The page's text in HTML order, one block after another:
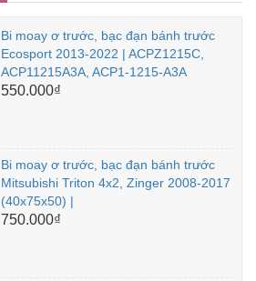
Bi moay ơ trước, bạc đạn bánh trước
Ecosport 2013-2022 | ACPZ1215C,
ACP11215A3A, ACP1-1215-A3A
550.000₫
Bi moay ơ trước, bạc đạn bánh trước
Mitsubishi Triton 4x2, Zinger 2008-2017
(40x75x50) |
750.000₫